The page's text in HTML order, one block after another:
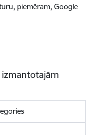
piemēram, Google